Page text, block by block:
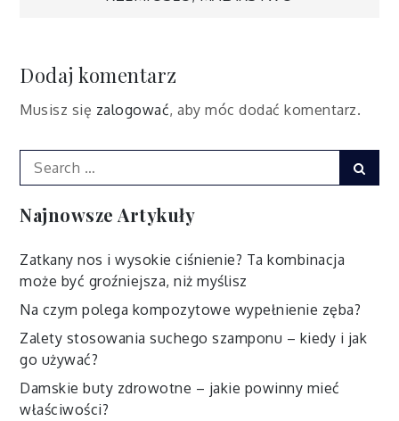
Dodaj komentarz
Musisz się zalogować, aby móc dodać komentarz.
Search
for:
Najnowsze Artykuły
Zatkany nos i wysokie ciśnienie? Ta kombinacja
może być groźniejsza, niż myślisz
Na czym polega kompozytowe wypełnienie zęba?
Zalety stosowania suchego szamponu – kiedy i jak
go używać?
Damskie buty zdrowotne – jakie powinny mieć
właściwości?